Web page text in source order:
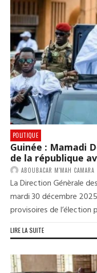
POLITIQUE
Guinée : Mamadi
de la république
ABOUBACAR M'MAH CAMARA
La Direction Génèrale
mardi 30 décembre
provisoires de l’élection
LIRE LA SUITE